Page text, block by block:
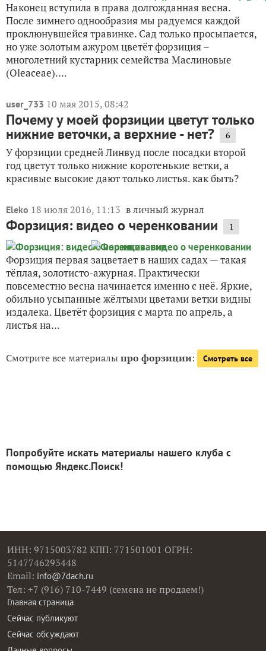
Наконец вступила в права долгожданная весна.
После зимнего однообразия мы радуемся каждой
проклюнувшейся травинке. Сад только просыпается,
но уже золотым ажуром цветёт форзиция –
многолетний кустарник семейства Маслиновые
(Oleaceae)....
user_733 10 мая 2015, 08:42
Почему у моей форзиции цветут только
нижние веточки, а верхние - нет? 6
У форзиции средней Линвуд после посадки второй
год цветут только нижние коротенькие ветки, а
красивые высокие дают только листья. как быть?
Eleko 18 июля 2016, 11:13 в личный журнал
Форзиция: видео о черенковании 1
Форзиция первая зацветает в наших садах — такая
тёплая, золотисто-ажурная. Практически
повсеместно весна начинается именно с неё. Яркие,
обильно усыпанные жёлтыми цветами ветки видны
издалека. Цветёт форзиция с марта по апрель, а
листья на...
Смотрите все материалыпро форзиции: Смотреть все
Попробуйте искать материалы нашего клуба с
помощью Яндекс.Поиск!
ИНН: 9715003782 КПП: 771501001 ОГРН:
5147746293448
Email: info@7dach.ru
Тел: +7 (916) 710-7449 (семена не продаем!)
Главная страница
Сейчас публикуют
Сейчас обсуждают